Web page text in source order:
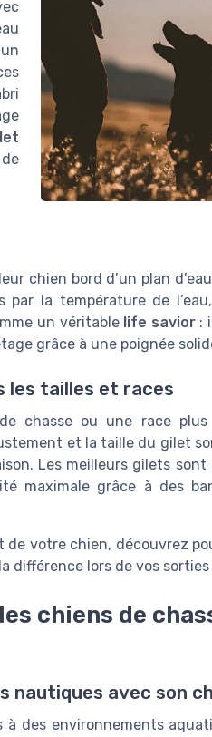
chien bord d’un plan
la température de
un véritable life savior:
grâce à une poignée
les tailles et races
chasse ou une race
et la taille du gilet
Les meilleurs gilets sont
maximale grâce à des
votre chien, découvrez
différence lors de vos
chiens de
nautiques avec son
des environnements